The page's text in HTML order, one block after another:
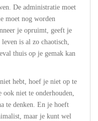
De administratie moet
moet nog worden
je opruimt, geeft je
is al zo chaotisch,
thuis op je gemak kan
hebt, hoef je niet op te
niet te onderhouden,
te denken. En je hoeft
maar je kunt wel